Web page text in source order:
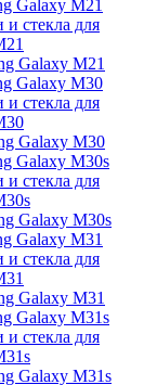
Galaxy M21
стекла для
Galaxy M21
Galaxy M30
стекла для
Galaxy M30
Galaxy M30s
стекла для
Galaxy M30s
Galaxy M31
стекла для
Galaxy M31
Galaxy M31s
стекла для
Galaxy M31s